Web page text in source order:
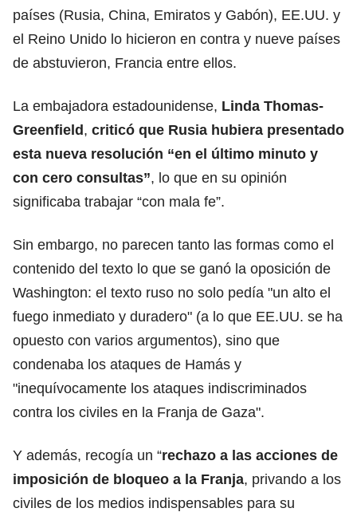
países (Rusia, China, Emiratos y Gabón), EE.UU. y
el Reino Unido lo hicieron en contra y nueve países
de abstuvieron, Francia entre ellos.
La embajadora estadounidense, Linda Thomas-
Greenfield, criticó que Rusia hubiera presentado
esta nueva resolución “en el último minuto y
con cero consultas”, lo que en su opinión
significaba trabajar “con mala fe”.
Sin embargo, no parecen tanto las formas como el
contenido del texto lo que se ganó la oposición de
Washington: el texto ruso no solo pedía "un alto el
fuego inmediato y duradero" (a lo que EE.UU. se ha
opuesto con varios argumentos), sino que
condenaba los ataques de Hamás y
"inequívocamente los ataques indiscriminados
contra los civiles en la Franja de Gaza".
Y además, recogía un “rechazo a las acciones de
imposición de bloqueo a la Franja, privando a los
civiles de los medios indispensables para su